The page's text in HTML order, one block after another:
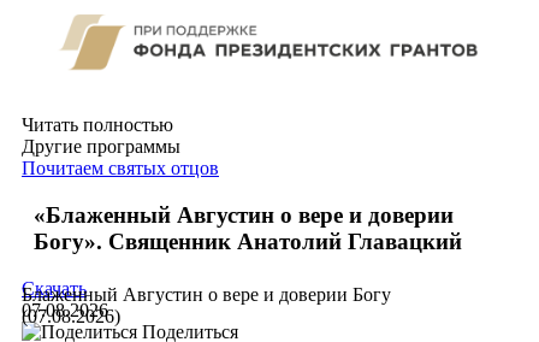
Читать полностью
Другие программы
Почитаем святых отцов
«Блаженный Августин о вере и доверии
Богу». Священник Анатолий Главацкий
Блаженный Августин о вере и доверии Богу
(07.08.2026)
Скачать
07.08.2026
Поделиться